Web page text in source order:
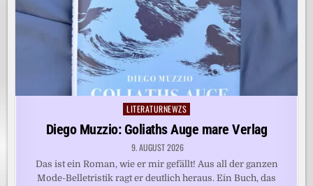
Posted
in
LITERATURNEWZS
Diego Muzzio: Goliaths Auge mare Verlag
9. AUGUST 2026
Das ist ein Roman, wie er mir gefällt! Aus all der ganzen
Mode-Belletristik ragt er deutlich heraus. Ein Buch, das